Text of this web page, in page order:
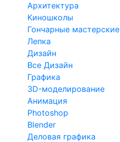
Архитектура
Киношколы
Гончарные мастерские
Лепка
Дизайн
Все Дизайн
Графика
3D-моделирование
Анимация
Photoshop
Blender
Деловая графика